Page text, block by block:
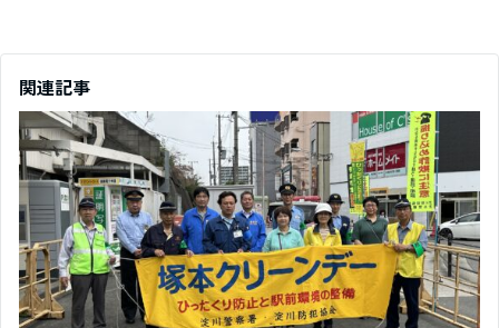
関連記事